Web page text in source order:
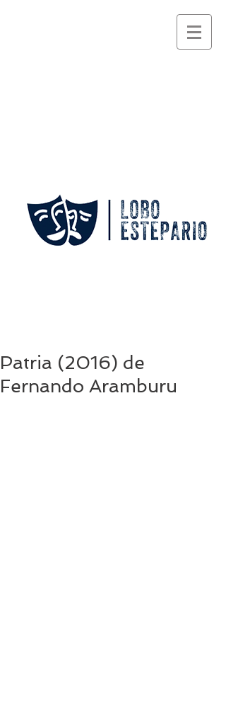
Patria (2016) de
Fernando Aramburu